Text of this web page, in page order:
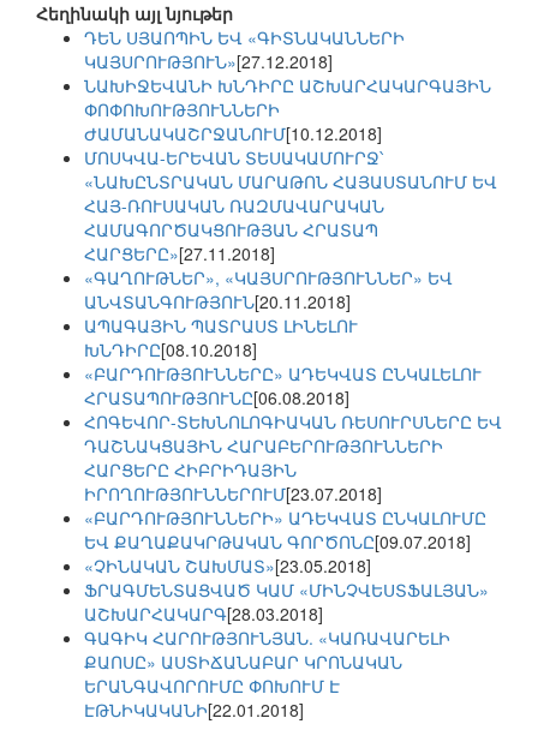
Հեղինակի այլ նյութեր
ԴԵՆ ՍՅԱՈՊԻՆ ԵՎ «ԳԻՏՆԱԿԱՆՆԵՐԻ
ԿԱՅՍՐՈՒԹՅՈՒՆ»[27.12.2018]
ՆԱԽԻՋԵՎԱՆԻ ԽՆԴԻՐԸ ԱՇԽԱՐՀԱԿԱՐԳԱՅԻՆ
ՓՈՓՈԽՈՒԹՅՈՒՆՆԵՐԻ
ԺԱՄԱՆԱԿԱՇՐՋԱՆՈՒՄ[10.12.2018]
ՄՈՍԿՎԱ-ԵՐԵՎԱՆ ՏԵՍԱԿԱՄՈՒՐՋ՝
«ՆԱԽԸՆՏՐԱԿԱՆ ՄԱՐԱԹՈՆ ՀԱՅԱՍՏԱՆՈՒՄ ԵՎ
ՀԱՅ-ՌՈՒՍԱԿԱՆ ՌԱԶՄԱՎԱՐԱԿԱՆ
ՀԱՄԱԳՈՐԾԱԿՑՈՒԹՅԱՆ ՀՐԱՏԱՊ
ՀԱՐՑԵՐԸ»[27.11.2018]
«ԳԱՂՈՒԹՆԵՐ», «ԿԱՅՍՐՈՒԹՅՈՒՆՆԵՐ» ԵՎ
ԱՆՎՏԱՆԳՈՒԹՅՈՒՆ[20.11.2018]
ԱՊԱԳԱՅԻՆ ՊԱՏՐԱՍՏ ԼԻՆԵԼՈՒ
ԽՆԴԻՐԸ[08.10.2018]
«ԲԱՐԴՈՒԹՅՈՒՆՆԵՐԸ» ԱԴԵԿՎԱՏ ԸՆԿԱԼԵԼՈՒ
ՀՐԱՏԱՊՈՒԹՅՈՒՆԸ[06.08.2018]
ՀՈԳԵՎՈՐ-ՏԵԽՆՈԼՈԳԻԱԿԱՆ ՌԵՍՈՒՐՍՆԵՐԸ ԵՎ
ԴԱՇՆԱԿՑԱՅԻՆ ՀԱՐԱԲԵՐՈՒԹՅՈՒՆՆԵՐԻ
ՀԱՐՑԵՐԸ ՀԻԲՐԻԴԱՅԻՆ
ԻՐՈՂՈՒԹՅՈՒՆՆԵՐՈՒՄ[23.07.2018]
«ԲԱՐԴՈՒԹՅՈՒՆՆԵՐԻ» ԱԴԵԿՎԱՏ ԸՆԿԱԼՈՒՄԸ
ԵՎ ՔԱՂԱՔԱԿՐԹԱԿԱՆ ԳՈՐԾՈՆԸ[09.07.2018]
«ՉԻՆԱԿԱՆ ՇԱԽՄԱՏ»[23.05.2018]
ՖՐԱԳՄԵՆՏԱՑՎԱԾ ԿԱՄ «ՄԻՆՉՎԵՍՏՖԱԼՅԱՆ»
ԱՇԽԱՐՀԱԿԱՐԳ[28.03.2018]
ԳԱԳԻԿ ՀԱՐՈՒԹՅՈՒՆՅԱՆ. «ԿԱՌԱՎԱՐԵԼԻ
ՔԱՈՍԸ» ԱՍՏԻՃԱՆԱԲԱՐ ԿՐՈՆԱԿԱՆ
ԵՐԱՆԳԱՎՈՐՈՒՄԸ ՓՈԽՈՒՄ Է
ԷԹՆԻԿԱԿԱՆԻ[22.01.2018]